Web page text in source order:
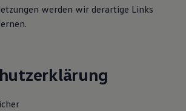
Unfallhilfe
werden wir derartige Links